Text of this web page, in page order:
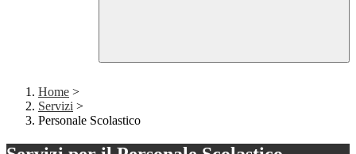
Home >
Servizi >
Personale Scolastico